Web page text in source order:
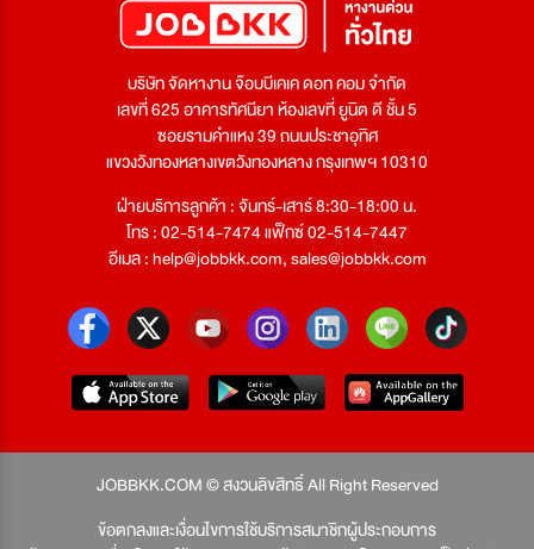
บริษัท จัดหางาน จ๊อบบีเคเค ดอท คอม จำกัด
เลขที่ 625 อาคารทัศนียา ห้องเลขที่ ยูนิต ดี ชั้น 5
ซอยรามคำแหง 39 ถนนประชาอุทิศ
แขวงวังทองหลางเขตวังทองหลาง กรุงเทพฯ 10310
ฝ่ายบริการลูกค้า : จันทร์-เสาร์ 8:30-18:00 น.
โทร : 02-514-7474 แฟ็กซ์ 02-514-7447
อีเมล :help@jobbkk.com,sales@jobbkk.com
JOBBKK.COM © สงวนลิขสิทธิ์ All Right Reserved
ข้อตกลงและเงื่อนไขการใช้บริการสมาชิกผู้ประกอบการ